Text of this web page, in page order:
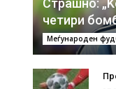
Страшно:
четири
Меѓународен